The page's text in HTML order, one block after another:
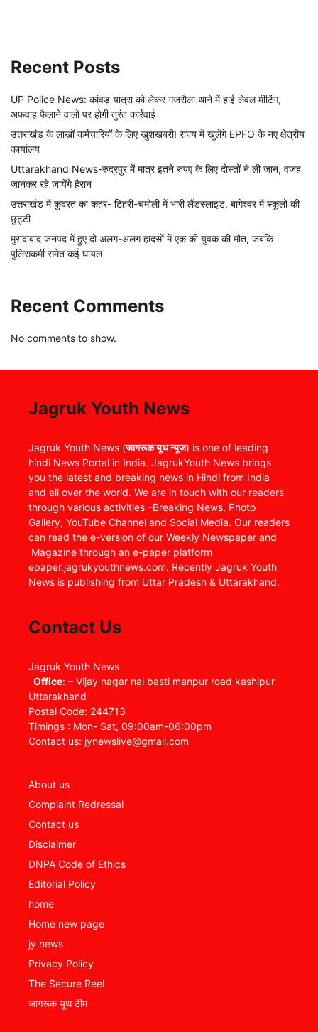
Recent Posts
UP Police News: कांवड़ यात्रा को लेकर गजरौला थाने में हाई लेवल मीटिंग,
अफवाह फैलाने वालों पर होगी तुरंत कार्रवाई
उत्तराखंड के लाखों कर्मचारियों के लिए खुशखबरी! राज्य में खुलेंगे EPFO के नए क्षेत्रीय
कार्यालय
Uttarakhand News-रुद्रपुर में मात्र इतने रुपए के लिए दोस्तों ने ली जान, वजह
जानकर रहे जायेंगे हैरान
उत्तराखंड में कुदरत का कहर- टिहरी-चमोली में भारी लैंडस्लाइड, बागेश्वर में स्कूलों की
छुट्टी
मुरादाबाद जनपद में हुए दो अलग-अलग हादसों में एक की युवक की मौत, जबकि
पुलिसकर्मी समेत कई घायल
Recent Comments
No comments to show.
Jagruk Youth News
Jagruk Youth News (जागरूक यूथ न्यूज) is one of leading
hindi News Portal in India. JagrukYouth News brings
you the latest and breaking news in Hindi from India
and all over the world. We are in touch with our readers
through various activities –Breaking News, Photo
Gallery, YouTube Channel and Social Media. Our readers
can read the e-version of our Weekly Newspaper and
Magazine through an e-paper platform
epaper.jagrukyouthnews.com. Recently Jagruk Youth
News is publishing from Uttar Pradesh & Uttarakhand.
Contact Us
Jagruk Youth News
Office: – Vijay nagar nai basti manpur road kashipur
Uttarakhand
Postal Code: 244713
Timings : Mon- Sat, 09:00am-06:00pm
Contact us: jynewslive@gmail.com
About us
Complaint Redressal
Contact us
Disclaimer
DNPA Code of Ethics
Editorial Policy
home
Home new page
jy news
Privacy Policy
The Secure Reel
जागरूक यूथ टीम